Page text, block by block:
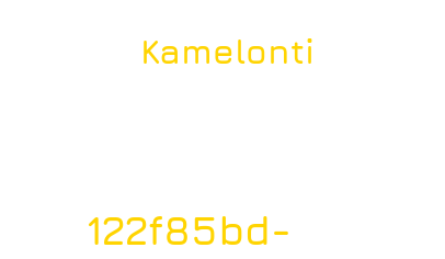
Kamelonti
122f85bd-